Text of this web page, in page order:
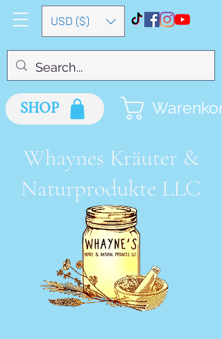
USD ($)
SHOP
Whaynes Kräuter &
Naturprodukte LLC